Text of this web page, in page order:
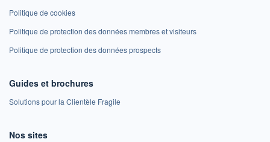
Politique de cookies
Politique de protection des données membres et visiteurs
Politique de protection des données prospects
Guides et brochures
Solutions pour la Clientèle Fragile
Nos sites